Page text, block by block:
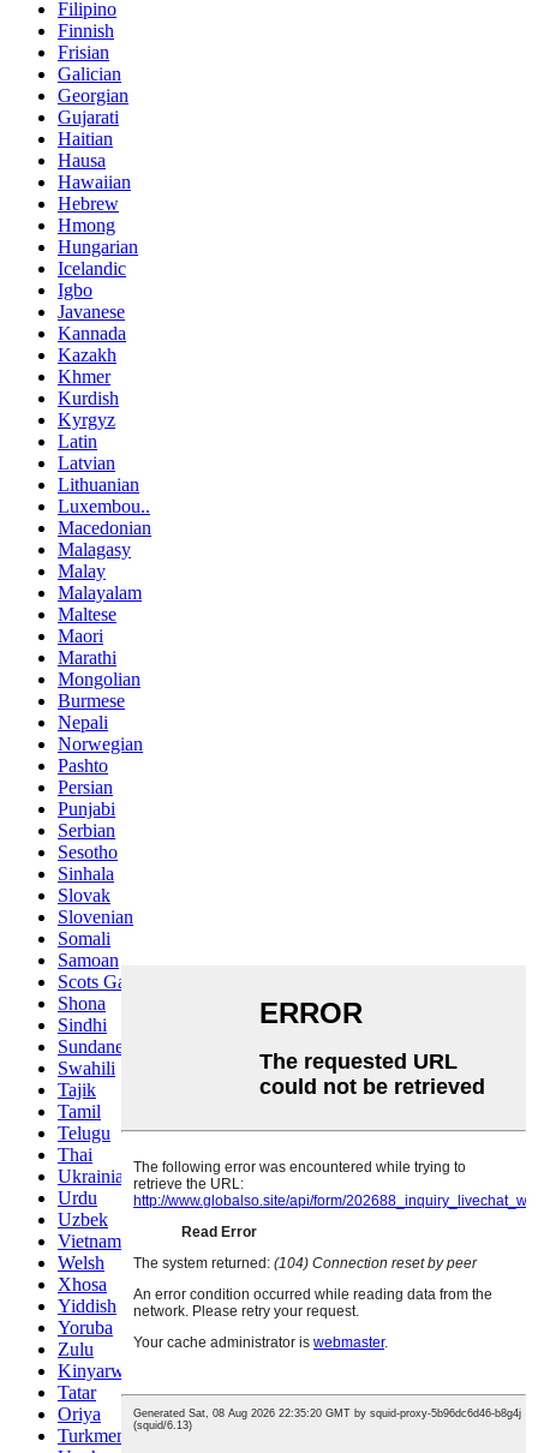
Filipino
Finnish
Frisian
Galician
Georgian
Gujarati
Haitian
Hausa
Hawaiian
Hebrew
Hmong
Hungarian
Icelandic
Igbo
Javanese
Kannada
Kazakh
Khmer
Kurdish
Kyrgyz
Latin
Latvian
Lithuanian
Luxembou..
Macedonian
Malagasy
Malay
Malayalam
Maltese
Maori
Marathi
Mongolian
Burmese
Nepali
Norwegian
Pashto
Persian
Punjabi
Serbian
Sesotho
Sinhala
Slovak
Slovenian
Somali
Samoan
Scots Gaelic
Shona
Sindhi
Sundanese
Swahili
Tajik
Tamil
Telugu
Thai
Ukrainian
Urdu
Uzbek
Vietnamese
Welsh
Xhosa
Yiddish
Yoruba
Zulu
Kinyarwanda
Tatar
Oriya
Turkmen